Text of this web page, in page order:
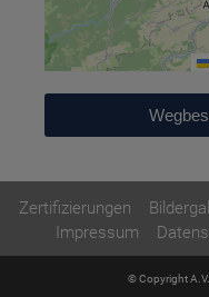
Zertifizierungen
Impressum
© Copyright